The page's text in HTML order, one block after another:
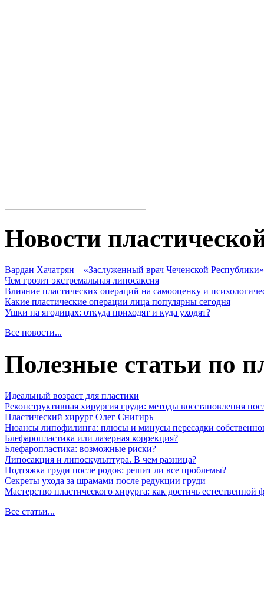
Новости
Вардан Хачатрян – «Заслуженный врач Чеченской Республики»
Чем грозит экстремальная липосаксия
Влияние пластических операций на самооценку и
Какие пластические операции лица популярны сегодня
Ушки на ягодицах: откуда приходят и куда уходят?
Все новости...
Полезные статьи по
Идеальный возраст для пластики
Реконструктивная хирургия груди: методы восстановления
Пластический хирург Олег Снигирь
Нюансы липофилинга: плюсы и минусы пересадки
Блефаропластика или лазерная коррекция?
Блефаропластика: возможные риски?
Липосакция и липоскульптура. В чем разница?
Подтяжка груди после родов: решит ли все проблемы?
Секреты ухода за шрамами после редукции груди
Мастерство пластического хирурга: как достичь
Все статьи...